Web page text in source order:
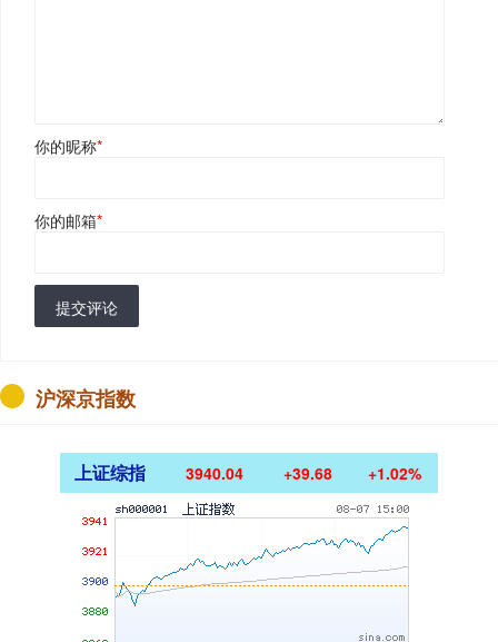
你的昵称*
你的邮箱*
提交评论
沪深京指数
上证综指 3940.04 +39.68 +1.02%